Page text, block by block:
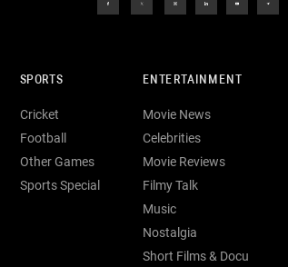
SPORTS
Cricket
Football
Other Games
Sports Special
ENTERTAINMENT
Movie News
Celebrities
Movie Reviews
Filmy Talk
Music
Nostalgia
Short Films & Docu